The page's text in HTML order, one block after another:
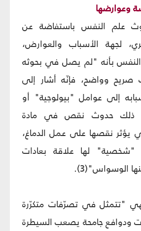
وعوارضها
علم النفس باستفاضة عن
لجهة الأسباب والعوارض،
النفس بأنه "لم يصل في بحوثه
وواضح، فإنّه أشار إلى
إلى عوامل "بيولوجية" أو
ذلك حدوث نقص في مادة
يؤثر نقصها على عمل الدماغ،
لها علاقة بعادات
الوسواس"(3).
"تتمثل في تصرّفات متكرّرة
ودوافع جامحة يصعب السيطرة